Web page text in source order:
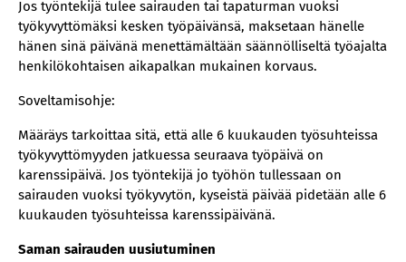
Jos työntekijä tulee sairauden tai tapaturman vuoksi
työkyvyttömäksi kesken työpäivänsä, maksetaan hänelle
hänen sinä päivänä menettämältään säännölliseltä työajalta
henkilökohtaisen aikapalkan mukainen korvaus.
Soveltamisohje:
Määräys tarkoittaa sitä, että alle 6 kuukauden työsuhteissa
työkyvyttömyyden jatkuessa seuraava työpäivä on
karenssipäivä. Jos työntekijä jo työhön tullessaan on
sairauden vuoksi työkyvytön, kyseistä päivää pidetään alle 6
kuukauden työsuhteissa karenssipäivänä.
Saman sairauden uusiutuminen